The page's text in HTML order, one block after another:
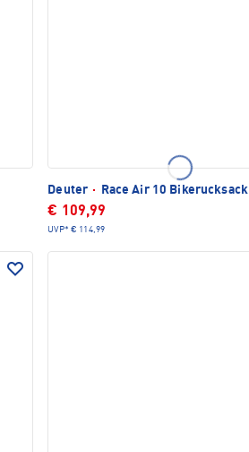
Deuter · Race Air 10 Bikerucksack
€ 109,99
UVP* € 114,99